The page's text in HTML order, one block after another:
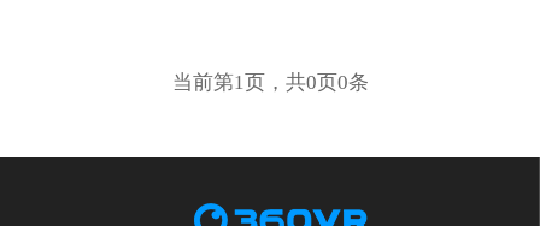
当前第1页，共0页0条